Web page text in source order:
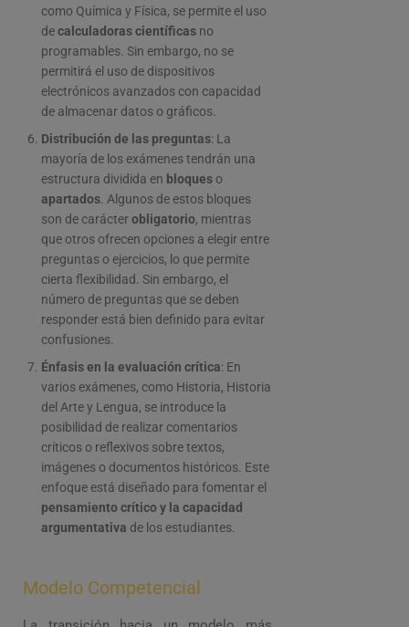
como Química y Física, se permite el uso
decalculadoras científicas no
programables. Sin embargo, no se
permitirá el uso de dispositivos
electrónicos avanzados con capacidad
de almacenar datos o gráficos.
Distribución de las preguntas: La
mayoría de los exámenes tendrán una
estructura dividida en bloques o
apartados. Algunos de estos bloques
son de carácterobligatorio, mientras
que otros ofrecen opciones a elegir entre
preguntas o ejercicios, lo que permite
cierta flexibilidad. Sin embargo, el
número de preguntas que se deben
responder está bien definido para evitar
confusiones.
Énfasis en la evaluación crítica: En
varios exámenes, como Historia, Historia
del Arte y Lengua, se introduce la
posibilidad de realizar comentarios
críticos o reflexivos sobre textos,
imágenes o documentos históricos. Este
enfoque está diseñado para fomentar el
pensamiento crítico y la capacidad
argumentativa de los estudiantes.
Modelo Competencial